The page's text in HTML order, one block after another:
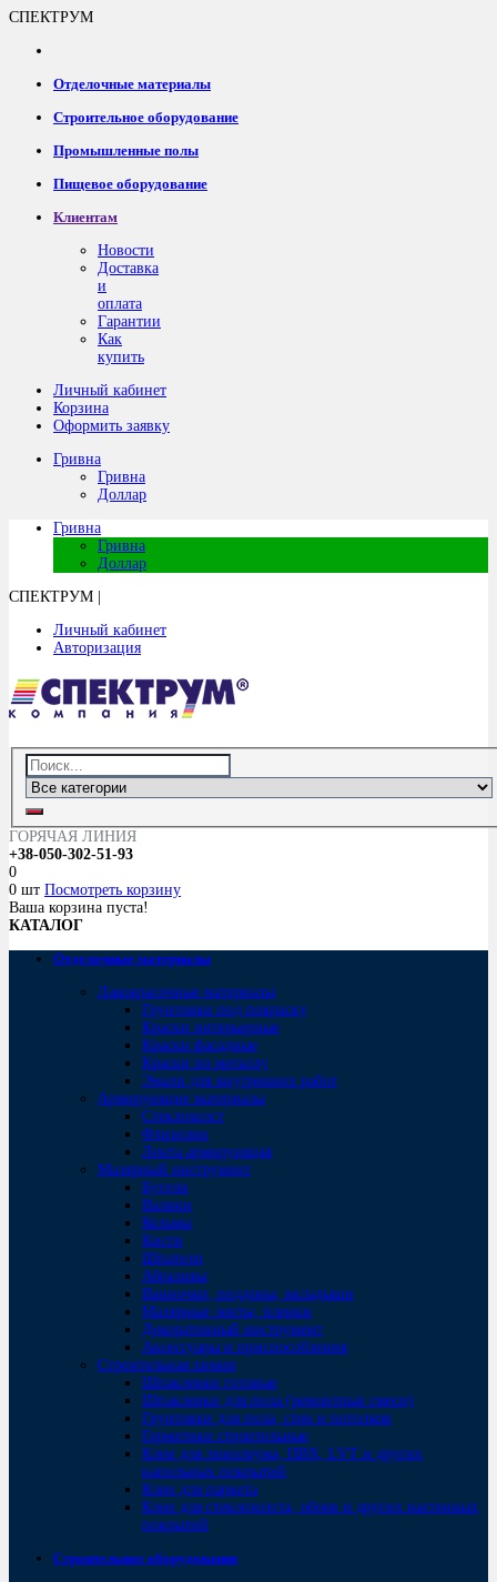
СПЕКТРУМ
Отделочные материалы
Строительное оборудование
Промышленные полы
Пищевое оборудование
Клиентам
Новости
Доставка
и
оплата
Гарантии
Как
купить
Личный кабинет
Корзина
Оформить заявку
Гривна
Гривна
Доллар
Гривна
Гривна
Доллар
СПЕКТРУМ
Личный кабинет
Авторизация
ГОРЯЧАЯ ЛИНИЯ
+38-050-302-51-93
0
0 шт Посмотреть корзину
Ваша корзина пуста!
КАТАЛОГ
Отделочные материалы
Лакокрасочные материалы
Грунтовки под покраску
Краски интерьерные
Краски фасадные
Краски по металлу
Эмали для внутренних работ
Армирующие материалы
Стеклохолст
Флизелин
Лента армирующая
Малярный инструмент
Бугели
Валики
Кельмы
Кисти
Шпатели
Абразивы
Ванночки, поддоны, вкладыши
Малярные ленты, пленки
Декоративный инструмент
Аксессуары и приспособления
Строительная химия
Шпаклевки готовые
Шпаклевки для пола (ремонтные смеси)
Грунтовки для пола, стен и потолков
Герметики строительные
Клеи для линолеума, ПВХ, LVT и других
напольных покрытий
Клеи для паркета
Клеи для стеклохолста, обоев и других настенных
покрытий
Строительное оборудование